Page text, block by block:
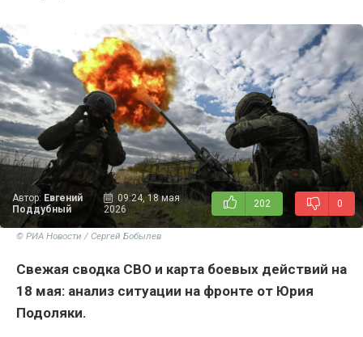
Автор: Евгений
Поддубный
09:24, 18 мая
2026
202 0
© РИА Новости / Сергей Бобылев
Свежая сводка СВО и карта боевых действий на
18 мая: анализ ситуации на фронте от Юрия
Подоляки.